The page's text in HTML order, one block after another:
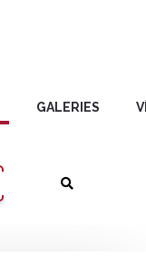
GALERIES